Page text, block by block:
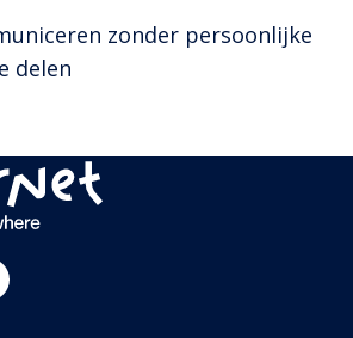
zonder persoonlijke
delen